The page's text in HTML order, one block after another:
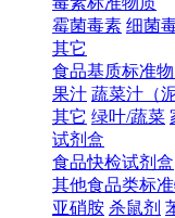
霉菌毒素 细菌
其它
食品基质标准
果汁 蔬菜汁（
其它 绿叶/蔬菜
试剂盒
食品快检试剂盒
其他食品类标
亚硝胺 杀鼠剂